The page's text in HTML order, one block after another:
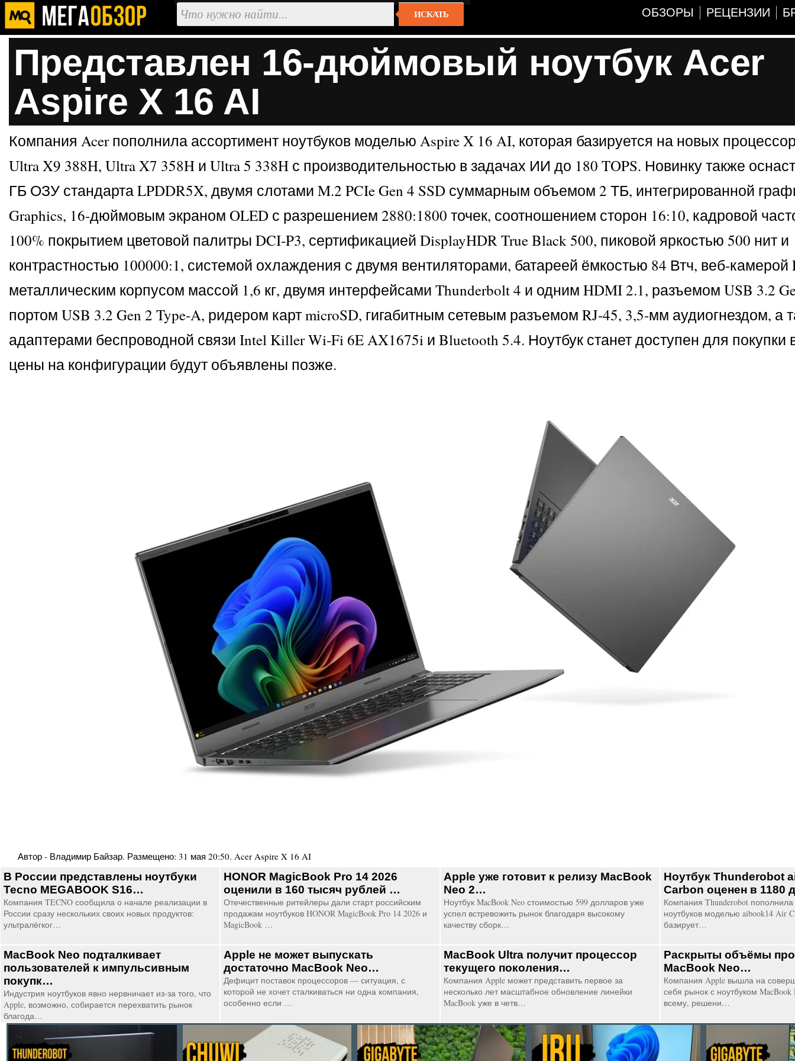
ИСКАТЬ ОБЗОРЫ РЕЦЕНЗИИ
Представлен 16-дюймовый ноутбук Acer
Aspire X 16 AI
Компания Acer пополнила ассортимент ноутбуков моделью Aspire X 16 AI, которая базируется на новых
Ultra X9 388H, Ultra X7 358H и Ultra 5 338H с производительностью в задачах ИИ до 180 TOPS. Новинку также
ГБ ОЗУ стандарта LPDDR5X, двумя слотами M.2 PCIe Gen 4 SSD суммарным объемом 2 ТБ, интегрированной
Graphics, 16-дюймовым экраном OLED с разрешением 2880:1800 точек, соотношением сторон 16:10, кадровой
100% покрытием цветовой палитры DCI‑P3, сертификацией DisplayHDR True Black 500, пиковой яркостью 500 нит и
контрастностью 100000:1, системой охлаждения с двумя вентиляторами, батареей ёмкостью 84 Втч, веб-камерой
металлическим корпусом массой 1,6 кг, двумя интерфейсами Thunderbolt 4 и одним HDMI 2.1, разъемом USB 3.2
портом USB 3.2 Gen 2 Type‑A, ридером карт microSD, гигабитным сетевым разъемом RJ‑45, 3,5‑мм аудиогнездом, а
адаптерами беспроводной связи Intel Killer Wi‑Fi 6E AX1675i и Bluetooth 5.4. Ноутбук станет доступен для покупки
цены на конфигурации будут объявлены позже.
Автор - Владимир Байзар. Размещено: 31 мая 20:50. Acer Aspire X 16 AI
В России представлены ноутбуки
Tecno MEGABOOK S16…
Компания TECNO сообщила о начале реализации в
России сразу нескольких своих новых продуктов:
ультралёгког…
HONOR MagicBook Pro 14 2026
оценили в 160 тысяч рублей …
Отечественные ритейлеры дали старт российским
продажам ноутбуков HONOR MagicBook Pro 14 2026 и
MagicBook …
Apple уже готовит к релизу MacBook
Neo 2…
Ноутбук MacBook Neo стоимостью 599 долларов уже
успел встревожить рынок благодаря высокому
качеству сборк…
Ноутбук Thunderobot
Carbon оценен в 1180
Компания Thunderobot
ноутбуков моделью aibook14 Air
базирует…
MacBook Neo подталкивает
пользователей к импульсивным
покупк…
Индустрия ноутбуков явно нервничает из-за того, что
Apple, возможно, собирается перехватить рынок
благода…
Apple не может выпускать
достаточно MacBook Neo…
Дефицит поставок процессоров — ситуация, с
которой не хочет сталкиваться ни одна компания,
особенно если …
MacBook Ultra получит процессор
текущего поколения…
Компания Apple может представить первое за
несколько лет масштабное обновление линейки
MacBook уже в четв…
Раскрыты объёмы
MacBook Neo…
Компания Apple вышла на
себя рынок с ноутбуком MacBook
всему, решени…